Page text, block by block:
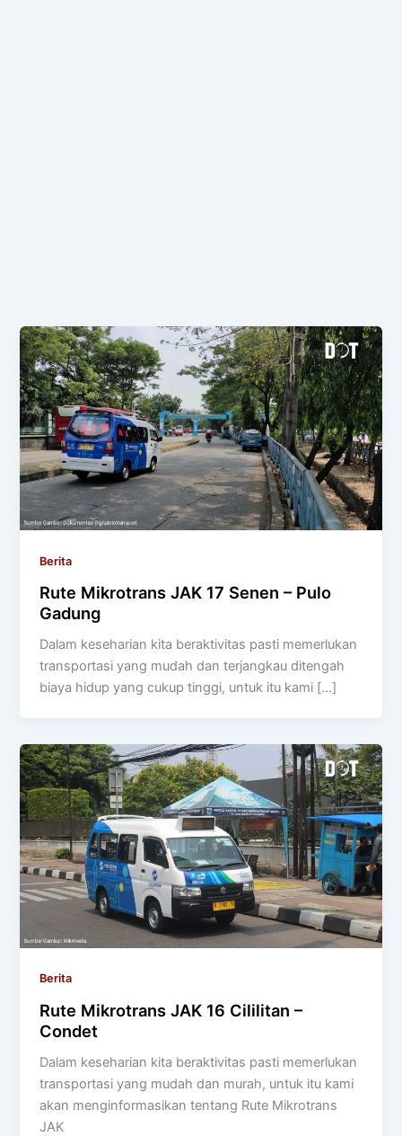
Berita
Rute Mikrotrans JAK 17 Senen – Pulo
Gadung
Dalam keseharian kita beraktivitas pasti memerlukan
transportasi yang mudah dan terjangkau ditengah
biaya hidup yang cukup tinggi, untuk itu kami […]
Berita
Rute Mikrotrans JAK 16 Cililitan –
Condet
Dalam keseharian kita beraktivitas pasti memerlukan
transportasi yang mudah dan murah, untuk itu kami
akan menginformasikan tentang Rute Mikrotrans
JAK